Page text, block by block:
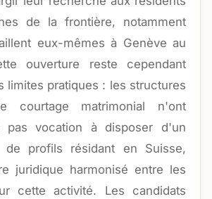
de la frontière, notamment
eux-mêmes à Genève au
ouverture reste cependant
limites pratiques : les structures
courtage matrimonial n'ont
pas vocation à disposer d'un
profils résidant en Suisse,
juridique harmonisé entre les
cette activité. Les candidats